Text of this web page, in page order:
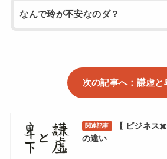
なんで玲が不安なのダ？
次の記事へ：謙虚と
関連記事
【 ビジネス
の違い